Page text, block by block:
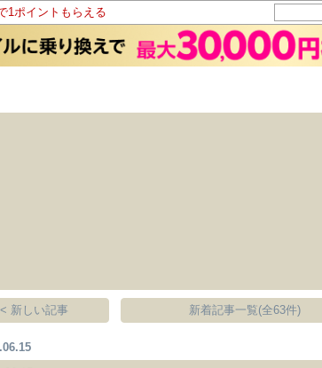
1ポイントもらえる
< 新しい記事 新着記事一覧(全63件)